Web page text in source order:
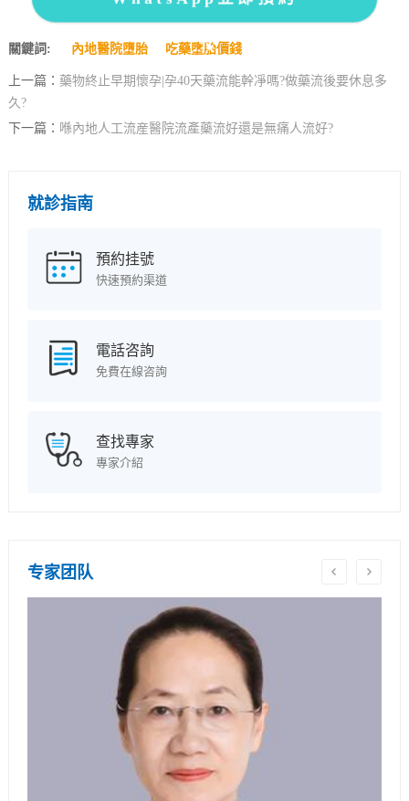
關鍵詞: 內地醫院墮胎 吃藥墮胎價錢
上一篇： 藥物終止早期懷孕|孕40天藥流能幹凈嗎?做藥流後要休息多
久?
下一篇： 喺內地人工流産醫院流產藥流好還是無痛人流好?
就診指南
預約挂號
快速預約渠道
電話咨詢
免費在線咨詢
查找專家
專家介紹
专家团队